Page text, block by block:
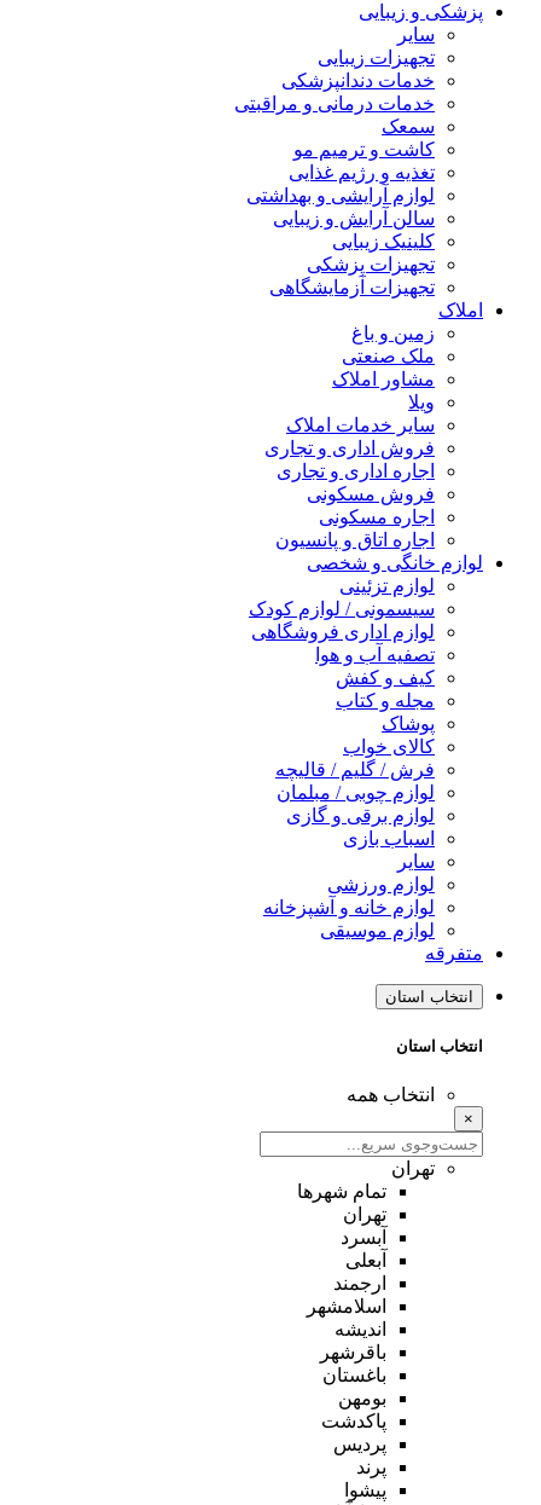
پزشکی و زیبایی
سایر
تجهیزات زیبایی
خدمات دندانپزشکی
خدمات درمانی و مراقبتی
سمعک
کاشت و ترمیم مو
تغذیه و رژیم غذایی
لوازم آرایشی و بهداشتی
سالن آرایش و زیبایی
کلینیک زیبایی
تجهیزات پزشکی
تجهیزات آزمایشگاهی
املاک
زمین و باغ
ملک صنعتی
مشاور املاک
ویلا
سایر خدمات املاک
فروش اداری و تجاری
اجاره اداری و تجاری
فروش مسکونی
اجاره مسکونی
اجاره اتاق و پانسیون
لوازم خانگی و شخصی
لوازم تزئینی
سیسمونی / لوازم کودک
لوازم اداری فروشگاهی
تصفیه آب و هوا
کیف و کفش
مجله و کتاب
پوشاک
کالای خواب
فرش / گلیم / قالیچه
لوازم چوبی / مبلمان
لوازم برقی و گازی
اسباب بازی
سایر
لوازم ورزشی
لوازم خانه و آشپزخانه
لوازم موسیقی
متفرقه
انتخاب استان
انتخاب استان
انتخاب همه
×
تهران
تمام شهر‌ها
تهران
آبسرد
آبعلی
ارجمند
اسلامشهر
اندیشه
باقرشهر
باغستان
بومهن
پاکدشت
پردیس
پرند
پیشوا